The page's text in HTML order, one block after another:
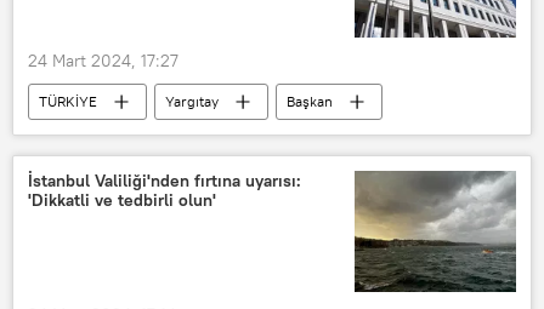
24 Mart 2024, 17:27
TÜRKİYE Yargıtay
Başkan
Seçim
Hukuk AYM
İstanbul Valiliği'nden fırtına uyarısı:
'Dikkatli ve tedbirli olun'